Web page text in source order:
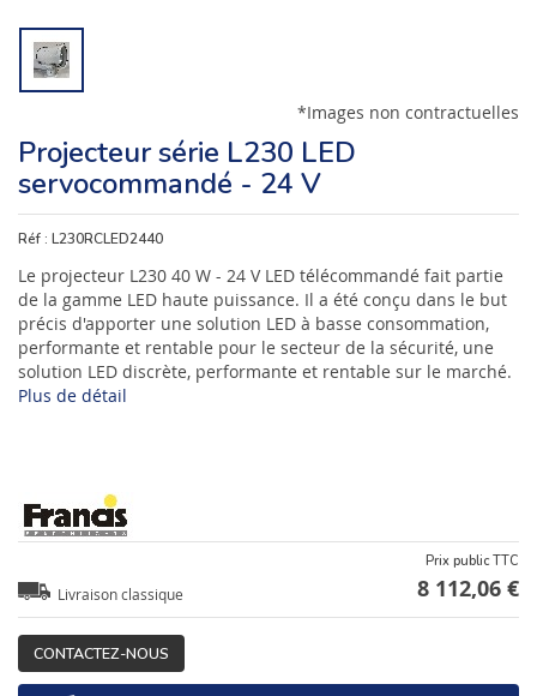
*Images non contractuelles
Projecteur série L230 LED
servocommandé - 24 V
Réf : L230RCLED2440
Le projecteur L230 40 W - 24 V LED télécommandé fait partie
de la gamme LED haute puissance. Il a été conçu dans le but
précis d'apporter une solution LED à basse consommation,
performante et rentable pour le secteur de la sécurité, une
solution LED discrète, performante et rentable sur le marché.
Plus de détail
Livraison classique
Prix public TTC
8 112,06 €
CONTACTEZ-NOUS